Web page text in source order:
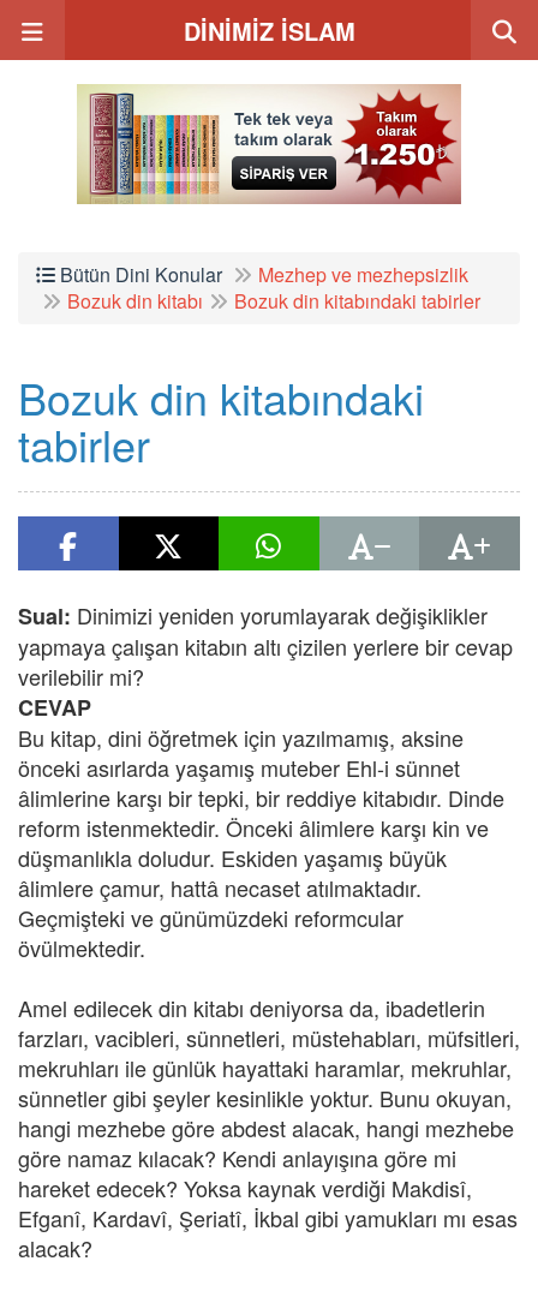
DİNİMİZ İSLAM
Bütün Dini Konular
Mezhep ve mezhepsizlik
Bozuk din kitabı
Bozuk din kitabındaki tabirler
Bozuk din kitabındaki
tabirler
Sual: Dinimizi yeniden yorumlayarak değişiklikler
yapmaya çalışan kitabın altı çizilen yerlere bir cevap
verilebilir mi?
CEVAP
Bu kitap, dini öğretmek için yazılmamış, aksine
önceki asırlarda yaşamış muteber Ehl-i sünnet
âlimlerine karşı bir tepki, bir reddiye kitabıdır. Dinde
reform istenmektedir. Önceki âlimlere karşı kin ve
düşmanlıkla doludur. Eskiden yaşamış büyük
âlimlere çamur, hattâ necaset atılmaktadır.
Geçmişteki ve günümüzdeki reformcular
övülmektedir.
Amel edilecek din kitabı deniyorsa da, ibadetlerin
farzları, vacibleri, sünnetleri, müstehabları, müfsitleri,
mekruhları ile günlük hayattaki haramlar, mekruhlar,
sünnetler gibi şeyler kesinlikle yoktur. Bunu okuyan,
hangi mezhebe göre abdest alacak, hangi mezhebe
göre namaz kılacak? Kendi anlayışına göre mi
hareket edecek? Yoksa kaynak verdiği Makdisî,
Efganî, Kardavî, Şeriatî, İkbal gibi yamukları mı esas
alacak?